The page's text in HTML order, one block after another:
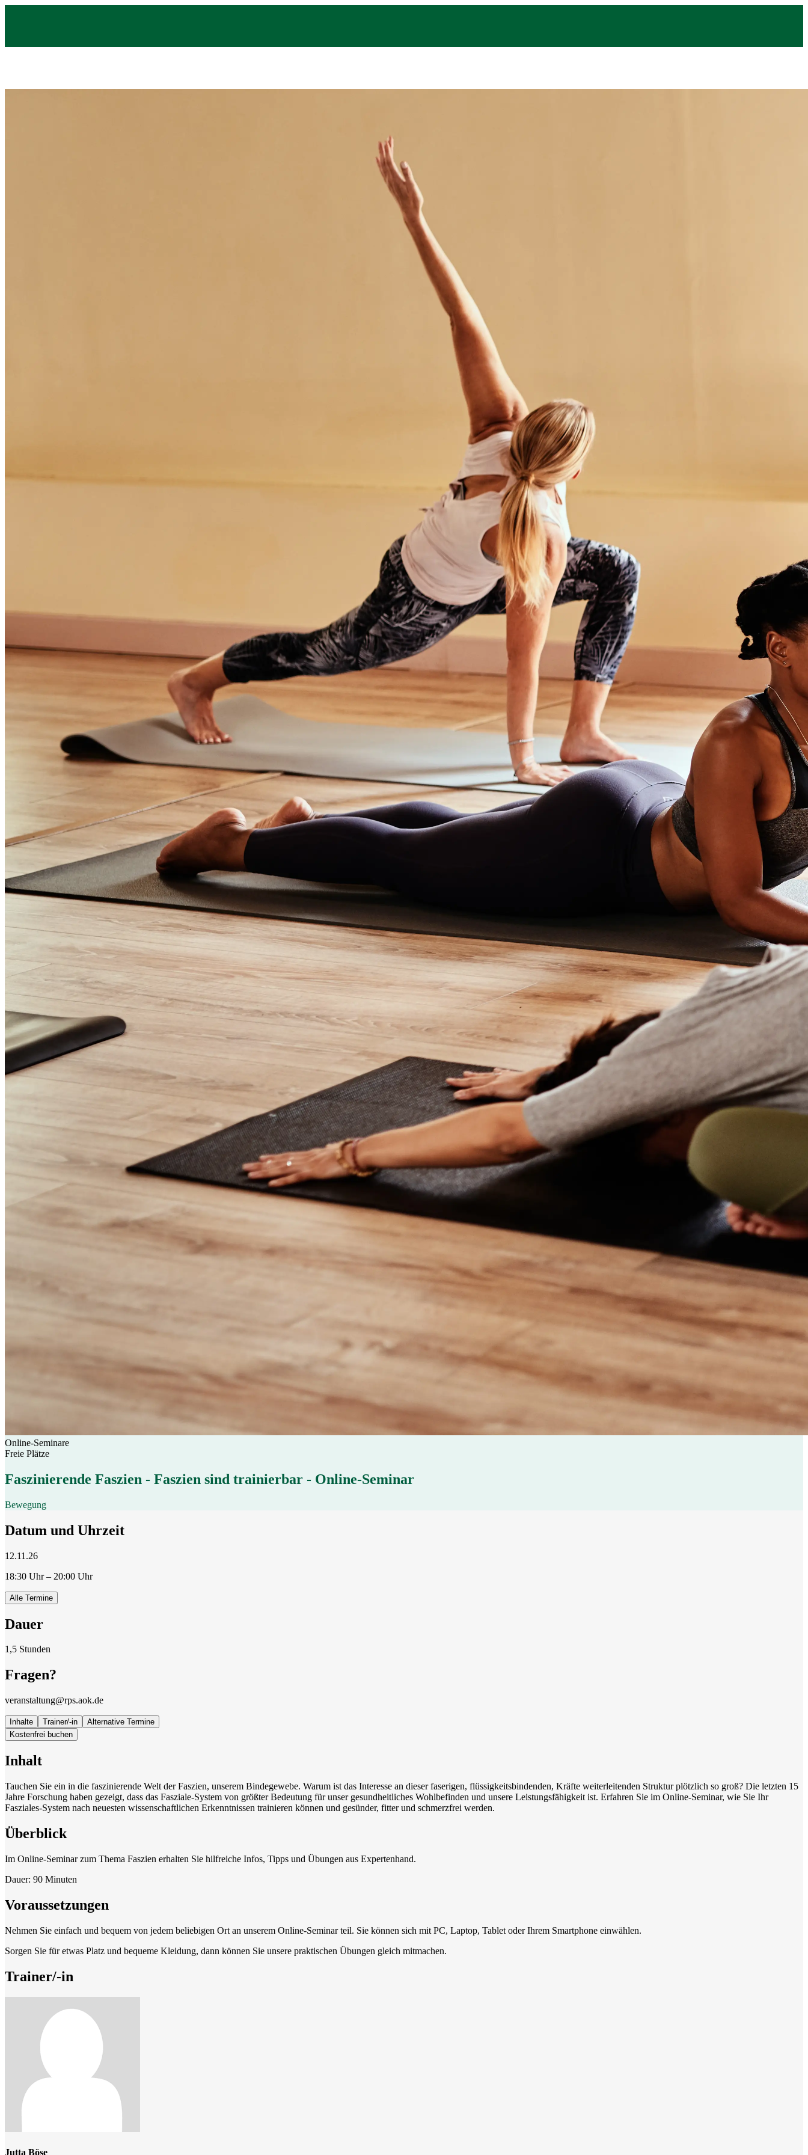
Startseite
Online-Seminare
Freie Plätze
Faszinierende Faszien - Faszien sind trainierbar - Online-Seminar
Bewegung
Datum und Uhrzeit
12.11.26
18:30 Uhr – 20:00 Uhr
Alle Termine
Dauer
1,5 Stunden
Fragen?
veranstaltung@rps.aok.de
Inhalte Trainer/-in
Alternative Termine
Kostenfrei buchen
Inhalt
Tauchen Sie ein in die faszinierende Welt der Faszien, unserem Bindegewebe. Warum ist das Interesse an dieser faserigen, flüssigkeitsbindenden, Kräfte weiterleitenden Struktur plötzlich so groß? Die letzten 15
Jahre Forschung haben gezeigt, dass das Fasziale-System von größter Bedeutung für unser gesundheitliches Wohlbefinden und unsere Leistungsfähigkeit ist. Erfahren Sie im Online-Seminar, wie Sie Ihr
Fasziales-System nach neuesten wissenschaftlichen Erkenntnissen trainieren können und gesünder, fitter und schmerzfrei werden.
Überblick
Im Online-Seminar zum Thema Faszien erhalten Sie hilfreiche Infos, Tipps und Übungen aus Expertenhand.
Dauer: 90 Minuten
Voraussetzungen
Nehmen Sie einfach und bequem von jedem beliebigen Ort an unserem Online-Seminar teil. Sie können sich mit PC, Laptop, Tablet oder Ihrem Smartphone einwählen.
Sorgen Sie für etwas Platz und bequeme Kleidung, dann können Sie unsere praktischen Übungen gleich mitmachen.
Trainer/-in
Jutta Böse